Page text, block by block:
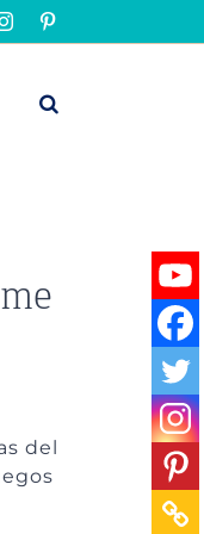
Instagram
del